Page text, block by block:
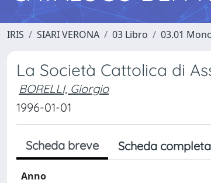
IRIS SIARI VERONA 03 Libro 03.01
La Società Cattolica di
BORELLI, Giorgio
1996-01-01
Scheda breve Scheda completa
Anno